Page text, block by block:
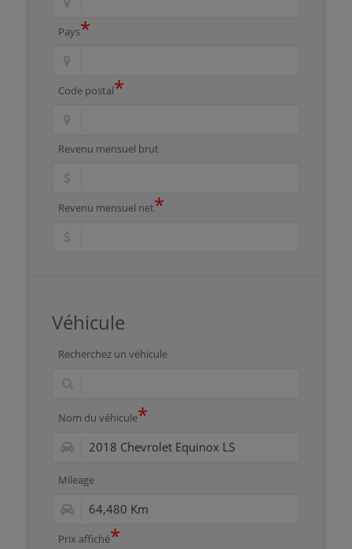
Pays*
Code postal*
Revenu mensuel brut
Revenu mensuel net*
Véhicule
Recherchez un véhicule
Nom du véhicule*
Mileage
Prix affiché*